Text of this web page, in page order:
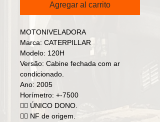
Agregar al carrito
MOTONIVELADORA
Marca: CATERPILLAR
Modelo: 120H
Versão: Cabine fechada com ar
condicionado.
Ano: 2005
Horímetro: +-7500
👉🏻 ÚNICO DONO.
👉🏻 NF de origem.